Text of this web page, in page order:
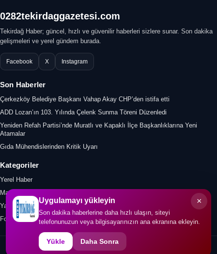
0282tekirdaggazetesi.com
Tekirdağ Haber; güncel, hızlı ve güvenilir haberleri sizlere sunar. Son dakika
gelişmeleri ve yerel gündem burada.
Facebook X Instagram
Son Haberler
Çerkezköy Belediye Başkanı Vahap Akay CHP’den istifa etti
ADD Lozan’ın 103. Yılında Çelenk Sunma Töreni Düzenledi
Yeniden Refah Partisi’nde Muratlı ve Kapaklı İlçe Başkanlıklarına Yeni
Atamalar
Gıda Mühendislerinden Kritik Uyarı
Kategoriler
Yerel Haber
Manşet
Yazar
Foto Galeri
© 2026 0282tekirdaggazetesi.com. Tüm hakları saklıdır.
×
Uygulamayı yükleyin
Son dakika haberlerine daha hızlı ulaşın, siteyi
telefonunuzun veya bilgisayarınızın ana ekranına ekleyin.
Yükle Daha Sonra